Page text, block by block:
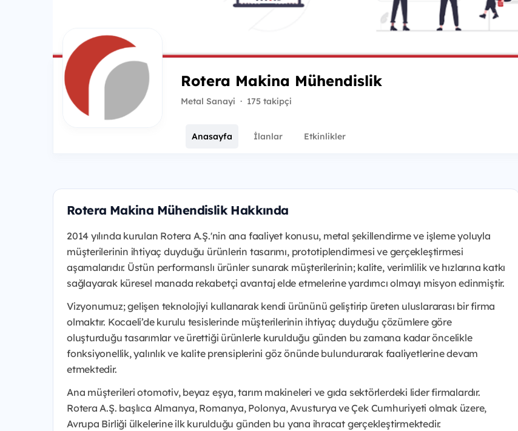
Rotera Makina Mühendislik
Metal Sanayi · 175 takipçi
Anasayfa İlanlar Etkinlikler
Rotera Makina Mühendislik Hakkında
2014 yılında kurulan Rotera A.Ş.'nin ana faaliyet konusu, metal şekillendirme ve işleme yoluyla
müşterilerinin ihtiyaç duyduğu ürünlerin tasarımı, prototiplendirmesi ve gerçekleştirmesi
aşamalarıdır. Üstün performanslı ürünler sunarak müşterilerinin; kalite, verimlilik ve hızlarına katkı
sağlayarak küresel manada rekabetçi avantaj elde etmelerine yardımcı olmayı misyon edinmiştir.
Vizyonumuz; gelişen teknolojiyi kullanarak kendi ürününü geliştirip üreten uluslararası bir firma
olmaktır. Kocaeli’de kurulu tesislerinde müşterilerinin ihtiyaç duyduğu çözümlere göre
oluşturduğu tasarımlar ve ürettiği ürünlerle kurulduğu günden bu zamana kadar öncelikle
fonksiyonellik, yalınlık ve kalite prensiplerini göz önünde bulundurarak faaliyetlerine devam
etmektedir.
Ana müşterileri otomotiv, beyaz eşya, tarım makineleri ve gıda sektörlerdeki lider firmalardır.
Rotera A.Ş. başlıca Almanya, Romanya, Polonya, Avusturya ve Çek Cumhuriyeti olmak üzere,
Avrupa Birliği ülkelerine ilk kurulduğu günden bu yana ihracat gerçekleştirmektedir.